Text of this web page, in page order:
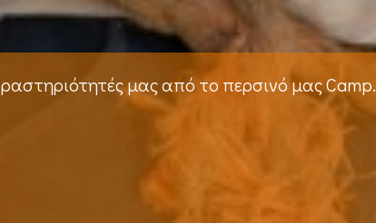
μας από το περσινό μας Camp.